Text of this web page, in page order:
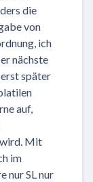
die
von
ich
nächste
später
auf,
Mit
im
nur SL nur